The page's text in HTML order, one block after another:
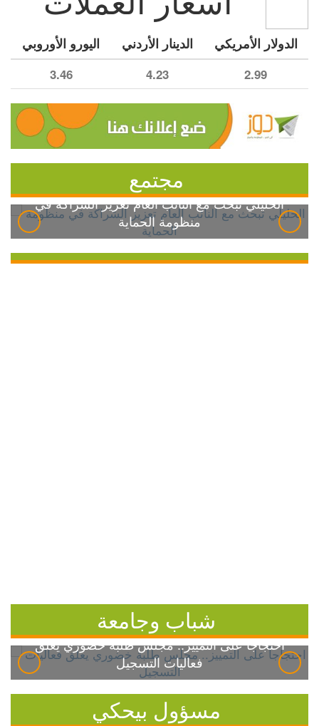
الدولار الأمريكي الدينار الأردني اليورو الأوروبي
2.99
4.23
3.46
مجتمع
الخليلي تبحث مع النائب العام تعزيز الشراكة في
منظومة الحماية
شباب وجامعة
احتجاجاً على التمييز.. مجلس طلبة خضوري يعلق
فعاليات التسجيل
مسؤول بيحكي